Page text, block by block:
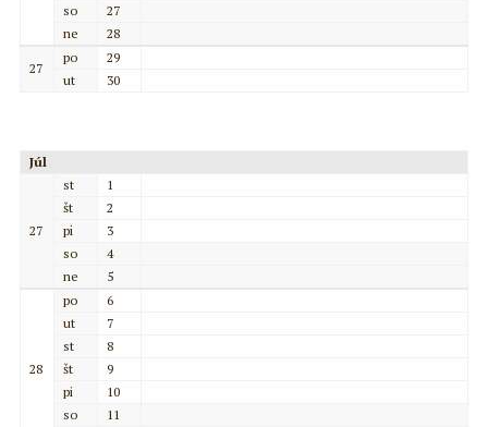
so
27
ne
28
27
po
29
ut
30
Júl
27
st
1
št
2
pi
3
so
4
ne
5
28
po
6
ut
7
st
8
št
9
pi
10
so
11